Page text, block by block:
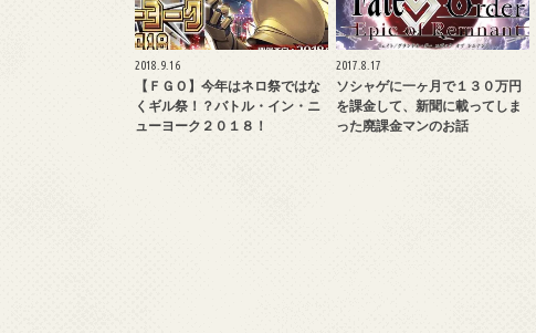
2018.9.16
【ＦＧＯ】今年はネロ祭ではな
くギル祭！？バトル・イン・ニ
ューヨーク２０１８！
2017.8.17
ソシャゲに一ヶ月で１３０万円
を課金して、新聞に載ってしま
った廃課金マンのお話